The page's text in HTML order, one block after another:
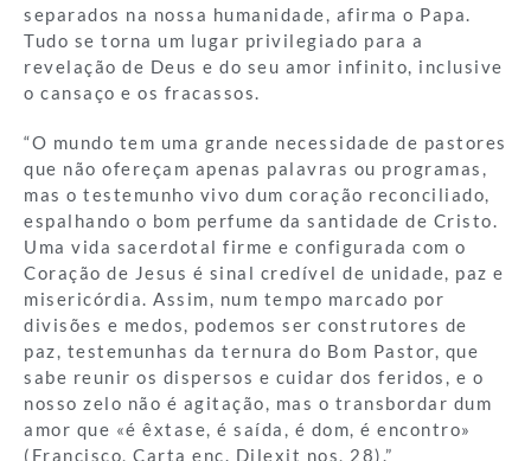
separados na nossa humanidade, afirma o Papa.
Tudo se torna um lugar privilegiado para a
revelação de Deus e do seu amor infinito, inclusive
o cansaço e os fracassos.
“O mundo tem uma grande necessidade de pastores
que não ofereçam apenas palavras ou programas,
mas o testemunho vivo dum coração reconciliado,
espalhando o bom perfume da santidade de Cristo.
Uma vida sacerdotal firme e configurada com o
Coração de Jesus é sinal credível de unidade, paz e
misericórdia. Assim, num tempo marcado por
divisões e medos, podemos ser construtores de
paz, testemunhas da ternura do Bom Pastor, que
sabe reunir os dispersos e cuidar dos feridos, e o
nosso zelo não é agitação, mas o transbordar dum
amor que «é êxtase, é saída, é dom, é encontro»
(Francisco, Carta enc. Dilexit nos, 28).”